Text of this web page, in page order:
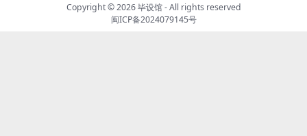
Copyright © 2026毕设馆- All rights reserved
闽ICP备2024079145号